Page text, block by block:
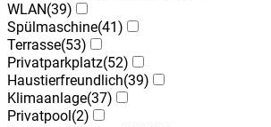
WLAN(39)
Spülmaschine(41)
Terrasse(53)
Privatparkplatz(52)
Haustierfreundlich(39)
Klimaanlage(37)
Privatpool(2)